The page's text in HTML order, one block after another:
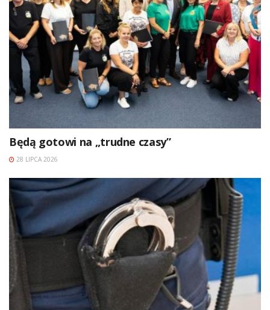
Będą gotowi na „trudne czasy”
28 LIPCA 2026